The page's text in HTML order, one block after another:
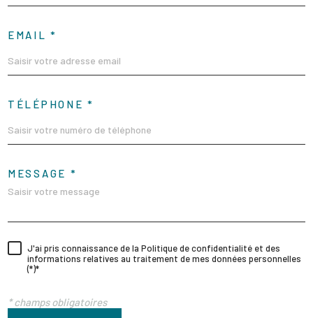
EMAIL *
TÉLÉPHONE *
MESSAGE *
J'ai pris connaissance de la Politique de confidentialité et des
informations relatives au traitement de mes données personnelles
(*)*
* champs obligatoires